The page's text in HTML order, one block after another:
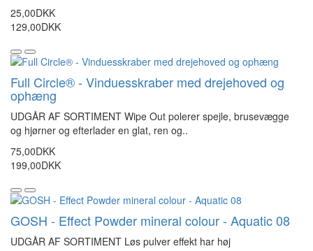
25,00DKK
129,00DKK
Full Circle® - Vinduesskraber med drejehoved og
ophæng
UDGÅR AF SORTIMENT Wipe Out polerer spejle, brusevægge
og hjørner og efterlader en glat, ren og..
75,00DKK
199,00DKK
GOSH - Effect Powder mineral colour - Aquatic 08
UDGÅR AF SORTIMENT Løs pulver effekt har høj